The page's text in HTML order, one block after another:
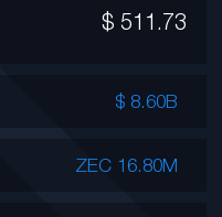
$ 511.73
$ 8.60B
ZEC 16.80M